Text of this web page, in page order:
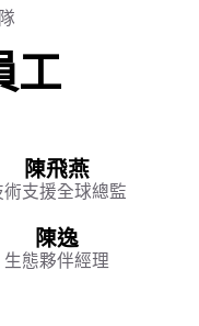
工
陳飛燕
術支援全球總監
陳逸
生態夥伴經理